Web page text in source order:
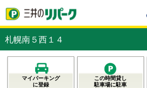
札幌南５西１４
マイパーキング
に登録
この時間貸し
駐車場に駐車